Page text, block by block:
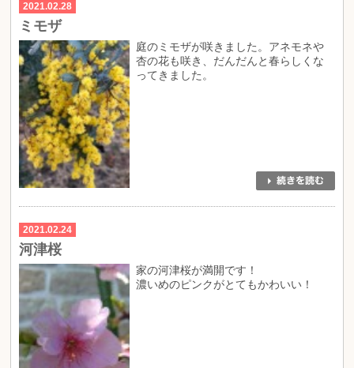
2021.02.28
ミモザ
庭のミモザが咲きました。アネモネや
杏の花も咲き、だんだんと春らしくな
ってきました。
2021.02.24
河津桜
家の河津桜が満開です！
濃いめのピンクがとてもかわいい！